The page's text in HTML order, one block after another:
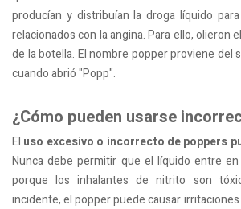
producían y distribuían la droga líquido
relacionados con la angina. Para ello, olieron
de la botella. El nombre popper proviene del
cuando abrió "Popp".
¿Cómo pueden usarse
El uso excesivo o incorrecto de poppers
Nunca debe permitir que el líquido entre
porque los inhalantes de nitrito son
incidente, el popper puede causar